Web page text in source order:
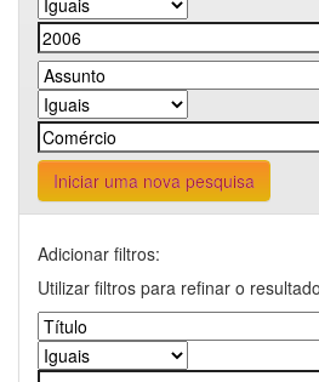
Iniciar uma nova pesquisa
Adicionar filtros:
Utilizar filtros para refinar o